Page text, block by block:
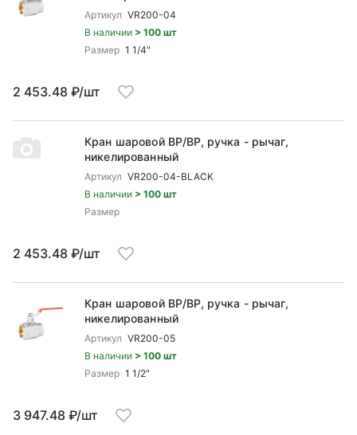
Артикул VR200-04
В наличии > 100 шт
Размер 1 1/4"
2 453.48 ₽/шт
Кран шаровой ВP/ВР, ручка - рычаг,
никелированный
Артикул VR200-04-BLACK
В наличии > 100 шт
Размер
2 453.48 ₽/шт
Кран шаровой ВP/ВР, ручка - рычаг,
никелированный
Артикул VR200-05
В наличии > 100 шт
Размер 1 1/2"
3 947.48 ₽/шт